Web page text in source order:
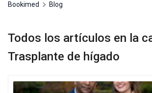
Bookimed Blog
Todos los artículos en la
Trasplante de hígado